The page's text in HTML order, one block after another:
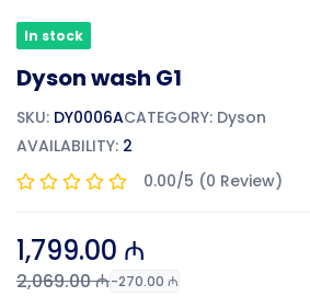
In stock
Dyson wash G1
SKU: DY0006ACATEGORY: Dyson
AVAILABILITY: 2
0.00/5 (0 Review)
1,799.00 ₼
2,069.00 ₼-270.00 ₼